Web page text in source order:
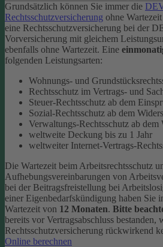
Grundsätzlich können Sie immer die
Rechtsschutzversicherung ohne
eine Rechtsschutzversicherung bei der
Vorversicherung mit gleichem
ebenfalls ohne Wartezeit. Eine
folgenden Leistungsarten:
Wohnungs- und
Rechtsschutz im Vertrags- und
Steuer-Rechtsschutz ab dem
Sozial-Rechtsschutz ab dem
Verwaltungs-Rechtsschutz ab dem
weltweite Deckung bis zu 1 Jahr
weltweiter Internet-Vertrags-
Die Wartezeit beim Arbeitsrechtsschutz
Aufhebungsvereinbarungen von
bei der Beitragsfreistellung bei
einer Eigenbedarfskündigung haben Sie
Wartezeit von 12 Monaten. Bitte
bereits vor Vertragsabschluss bestanden,
Rechtsschutzversicherung rückwirkend
Online berechnen